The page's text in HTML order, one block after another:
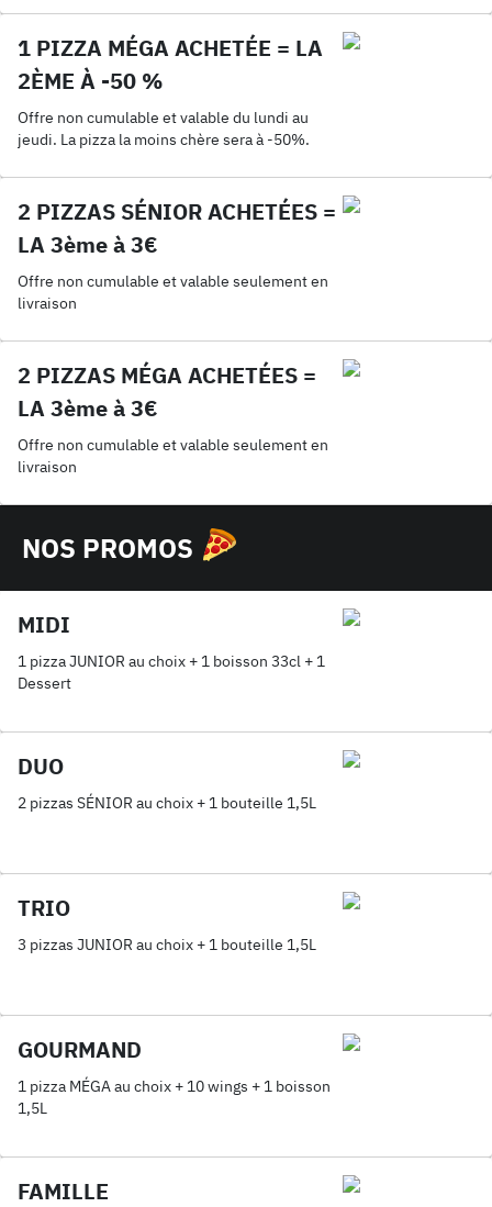
1 PIZZA MÉGA ACHETÉE = LA
2ÈME À -50 %
Offre non cumulable et valable du lundi au
jeudi. La pizza la moins chère sera à -50%.
2 PIZZAS SÉNIOR ACHETÉES =
LA 3ème à 3€
Offre non cumulable et valable seulement en
livraison
2 PIZZAS MÉGA ACHETÉES =
LA 3ème à 3€
Offre non cumulable et valable seulement en
livraison
NOS PROMOS
MIDI
1 pizza JUNIOR au choix + 1 boisson 33cl + 1
Dessert
DUO
2 pizzas SÉNIOR au choix + 1 bouteille 1,5L
TRIO
3 pizzas JUNIOR au choix + 1 bouteille 1,5L
GOURMAND
1 pizza MÉGA au choix + 10 wings + 1 boisson
1,5L
FAMILLE